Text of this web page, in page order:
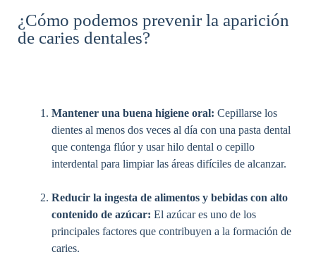
¿Cómo podemos prevenir la aparición
de caries dentales?​
Mantener una buena higiene oral: Cepillarse los
dientes al menos dos veces al día con una pasta dental
que contenga flúor y usar hilo dental o cepillo
interdental para limpiar las áreas difíciles de alcanzar.
Reducir la ingesta de alimentos y bebidas con alto
contenido de azúcar: El azúcar es uno de los
principales factores que contribuyen a la formación de
caries.